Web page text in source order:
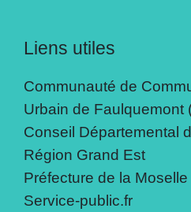
Liens utiles
Communauté de
Urbain de Faulquemont
Conseil Départemental
Région Grand Est
Préfecture de la Moselle
Service-public.fr